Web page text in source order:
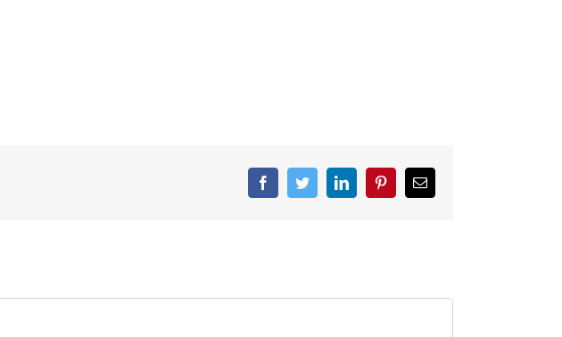
FacebookTwitterLinkedInPinterestCorreo
electrónico